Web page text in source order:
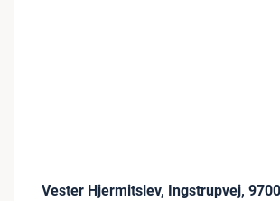
Vester Hjermitslev, Ingstrupvej,